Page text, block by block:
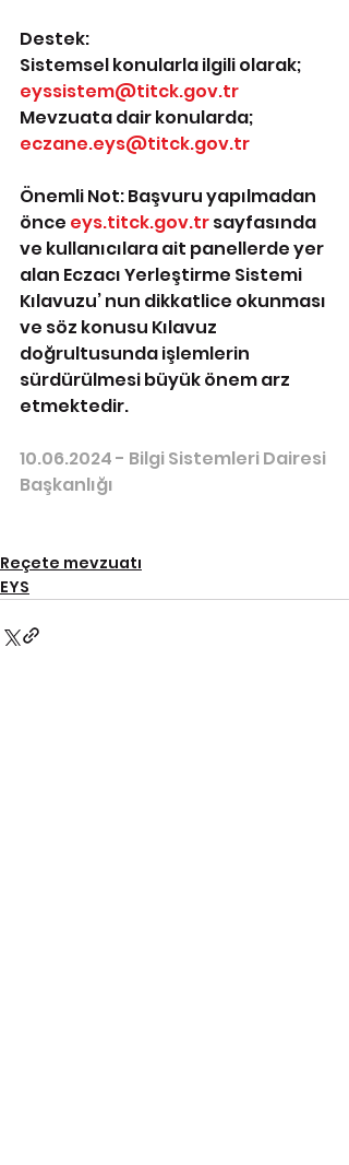
Destek:
Sistemsel konularla ilgili olarak;
eyssistem@titck.gov.tr
Mevzuata dair konularda;
eczane.eys@titck.gov.tr
Önemli Not: Başvuru yapılmadan
önce eys.titck.gov.tr sayfasında
ve kullanıcılara ait panellerde yer
alan Eczacı Yerleştirme Sistemi
Kılavuzu’ nun dikkatlice okunması
ve söz konusu Kılavuz
doğrultusunda işlemlerin
sürdürülmesi büyük önem arz
etmektedir.
10.06.2024 - Bilgi Sistemleri Dairesi
Başkanlığı
Reçete mevzuatı
EYS